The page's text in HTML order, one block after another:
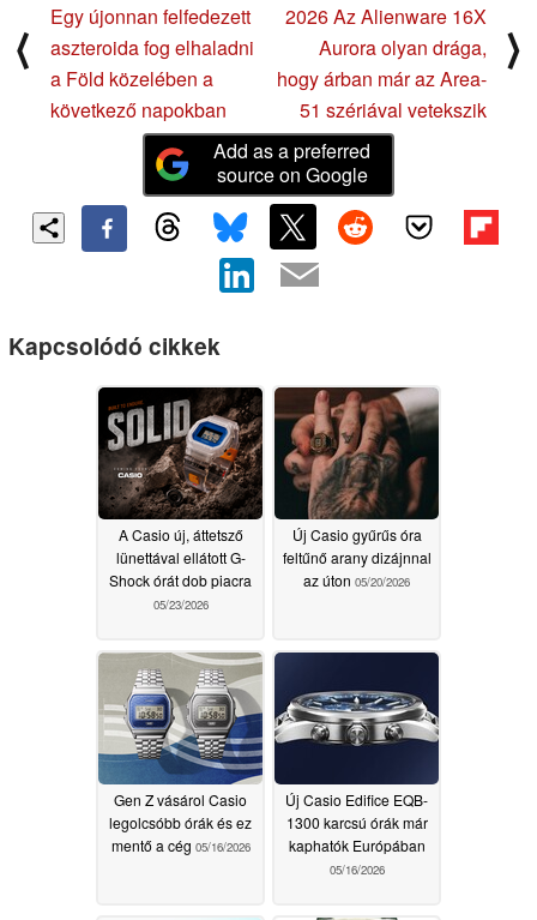
⟨
Egy újonnan felfedezett
aszteroida fog elhaladni
a Föld közelében a
következő napokban
2026 Az Alienware 16X
Aurora olyan drága,
hogy árban már az Area-
51 szériával vetekszik
⟩
Add as a preferred
source on Google
Kapcsolódó cikkek
A Casio új, áttetsző
lünettával ellátott G-
Shock órát dob piacra
05/23/2026
Új Casio gyűrűs óra
feltűnő arany dizájnnal
az úton 05/20/2026
Gen Z vásárol Casio
legolcsóbb órák és ez
mentő a cég 05/16/2026
Új Casio Edifice EQB-
1300 karcsú órák már
kaphatók Európában
05/16/2026